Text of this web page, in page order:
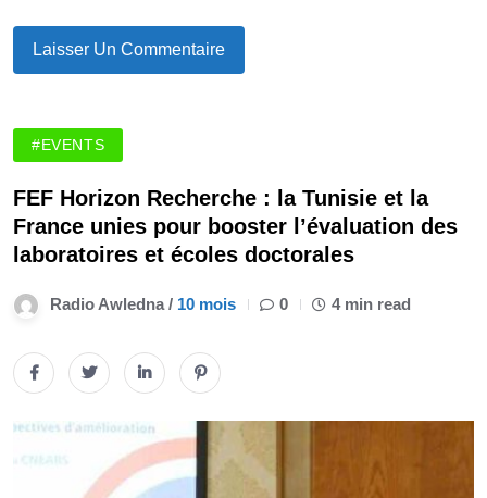
#EVENTS
FEF Horizon Recherche : la Tunisie et la
France unies pour booster l’évaluation des
laboratoires et écoles doctorales
Radio Awledna / 10 mois 0 4 min read